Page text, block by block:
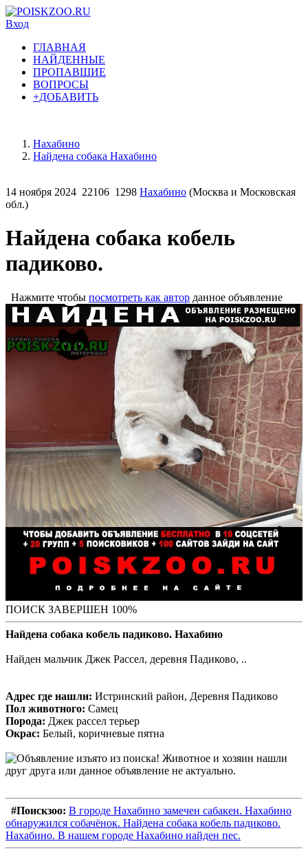
Вход
ГЛАВНАЯ
НАЙДЕННЫЕ
ПРОПАВШИЕ
ВОПРОСЫ
+ДОБАВИТЬ
Нахабино
Найдена собака Нахабино
14 ноября 2024 22106 1298 Нахабино (Москва и Московская
обл.)
Найдена собака кобель
падиково.
Нажмите чтобы посмотреть как автор данное объявление
ПОИСК ЗАВЕРШЕН 100%
Найдена собака кобель падиково. Нахабино
Найден мальчик Джек Рассел, деревня Падиково, ..
Адрес где нашли: Истринский район, Деревня Падиково
Пол животного: Самец
Порода: Джек рассел терьер
Окрас: Белый, коричневые пятна
#Поискзоо: В городе Нахабино замечен сабакен. Нахабино
обнаружился собачёнок. Найдена собака кобель падиково.
Нахабино. В нашем городе Нахабино найден пес.